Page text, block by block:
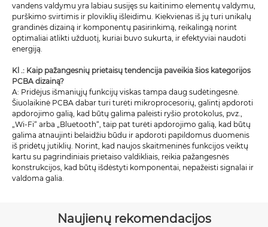
vandens valdymu yra labiau susijęs su kaitinimo elementų valdymu,
purškimo svirtimis ir ploviklių išleidimu. Kiekvienas iš jų turi unikalų
grandinės dizainą ir komponentų pasirinkimą, reikalingą norint
optimaliai atlikti užduotį, kuriai buvo sukurta, ir efektyviai naudoti
energiją.
Kl .: Kaip pažangesnių prietaisų tendencija paveikia šios kategorijos
PCBA dizainą?
A: Pridėjus išmaniųjų funkcijų viskas tampa daug sudėtingesnė.
Šiuolaikinė PCBA dabar turi turėti mikroprocesorių, galintį apdoroti
apdorojimo galią, kad būtų galima paleisti ryšio protokolus, pvz.,
„Wi-Fi“ arba „Bluetooth“, taip pat turėti apdorojimo galią, kad būtų
galima atnaujinti belaidžiu būdu ir apdoroti papildomus duomenis
iš pridėtų jutiklių. Norint, kad naujos skaitmeninės funkcijos veiktų
kartu su pagrindiniais prietaiso valdikliais, reikia pažangesnės
konstrukcijos, kad būtų išdėstyti komponentai, nepažeisti signalai ir
valdoma galia.
Naujienų rekomendacijos